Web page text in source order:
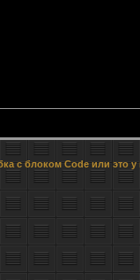
с блоком Code или это